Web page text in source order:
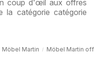
coup d'œil aux offres
la catégorie catégorie
Möbel Martin Möbel Martin